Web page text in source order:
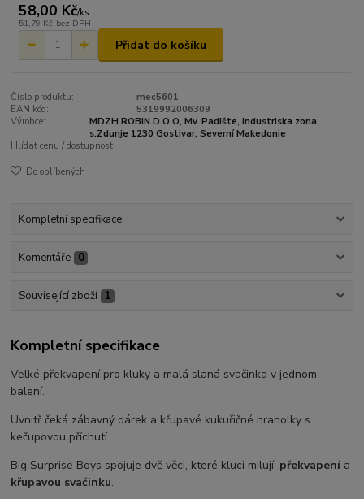
58,00 Kč/ks
51,79 Kč bez DPH
Přidat do košíku
Číslo produktu:
mec5601
EAN kód:
5319992006309
Výrobce:
MDZH ROBIN D.O.O, Mv. Padište, Industriska zona,
s.Zdunje 1230 Gostivar, Severní Makedonie
Hlídat cenu / dostupnost
Do oblíbených
Kompletní specifikace
Komentáře 0
Související zboží 1
Kompletní specifikace
Velké překvapení pro kluky a malá slaná svačinka v jednom
balení.
Uvnitř čeká zábavný dárek a křupavé kukuřičné hranolky s
kečupovou příchutí.
Big Surprise Boys spojuje dvě věci, které kluci milují: překvapení a
křupavou svačinku.